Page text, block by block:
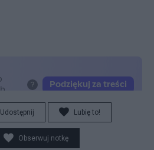
Udostępnij Lubię to!
Obserwuj notkę